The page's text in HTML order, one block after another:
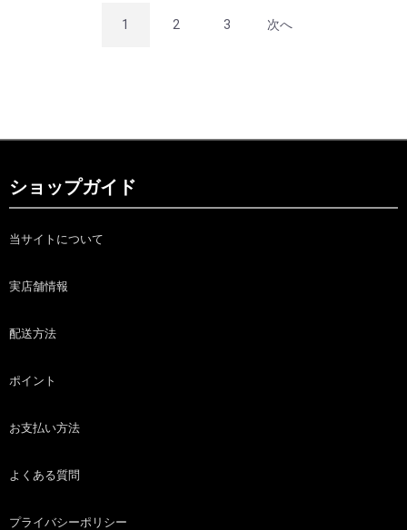
1 2 3 次へ
ショップガイド
当サイトについて
実店舗情報
配送方法
ポイント
お支払い方法
よくある質問
プライバシーポリシー